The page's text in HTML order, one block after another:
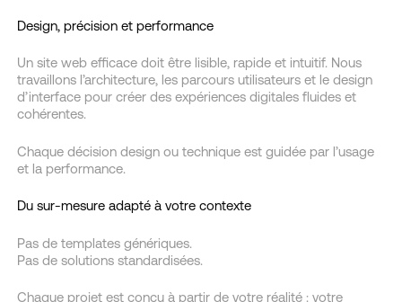
Design, précision et performance
Un site web efficace doit être lisible, rapide et intuitif. Nous
travaillons l’architecture, les parcours utilisateurs et le design
d’interface pour créer des expériences digitales fluides et
cohérentes.
Chaque décision design ou technique est guidée par l’usage
et la performance.
Du sur-mesure adapté à votre contexte
Pas de templates génériques.
Pas de solutions standardisées.
Chaque projet est conçu à partir de votre réalité : votre